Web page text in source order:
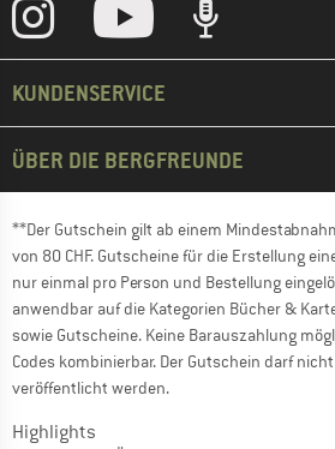
KUNDENSERVICE
ÜBER DIE BERGFREUNDE
**Der Gutschein gilt ab einem
von 80 CHF. Gutscheine für die Erstellung
nur einmal pro Person und Bestellung
anwendbar auf die Kategorien Bücher &
sowie Gutscheine. Keine Barauszahlung
Codes kombinierbar. Der Gutschein darf
veröffentlicht werden.
Highlights